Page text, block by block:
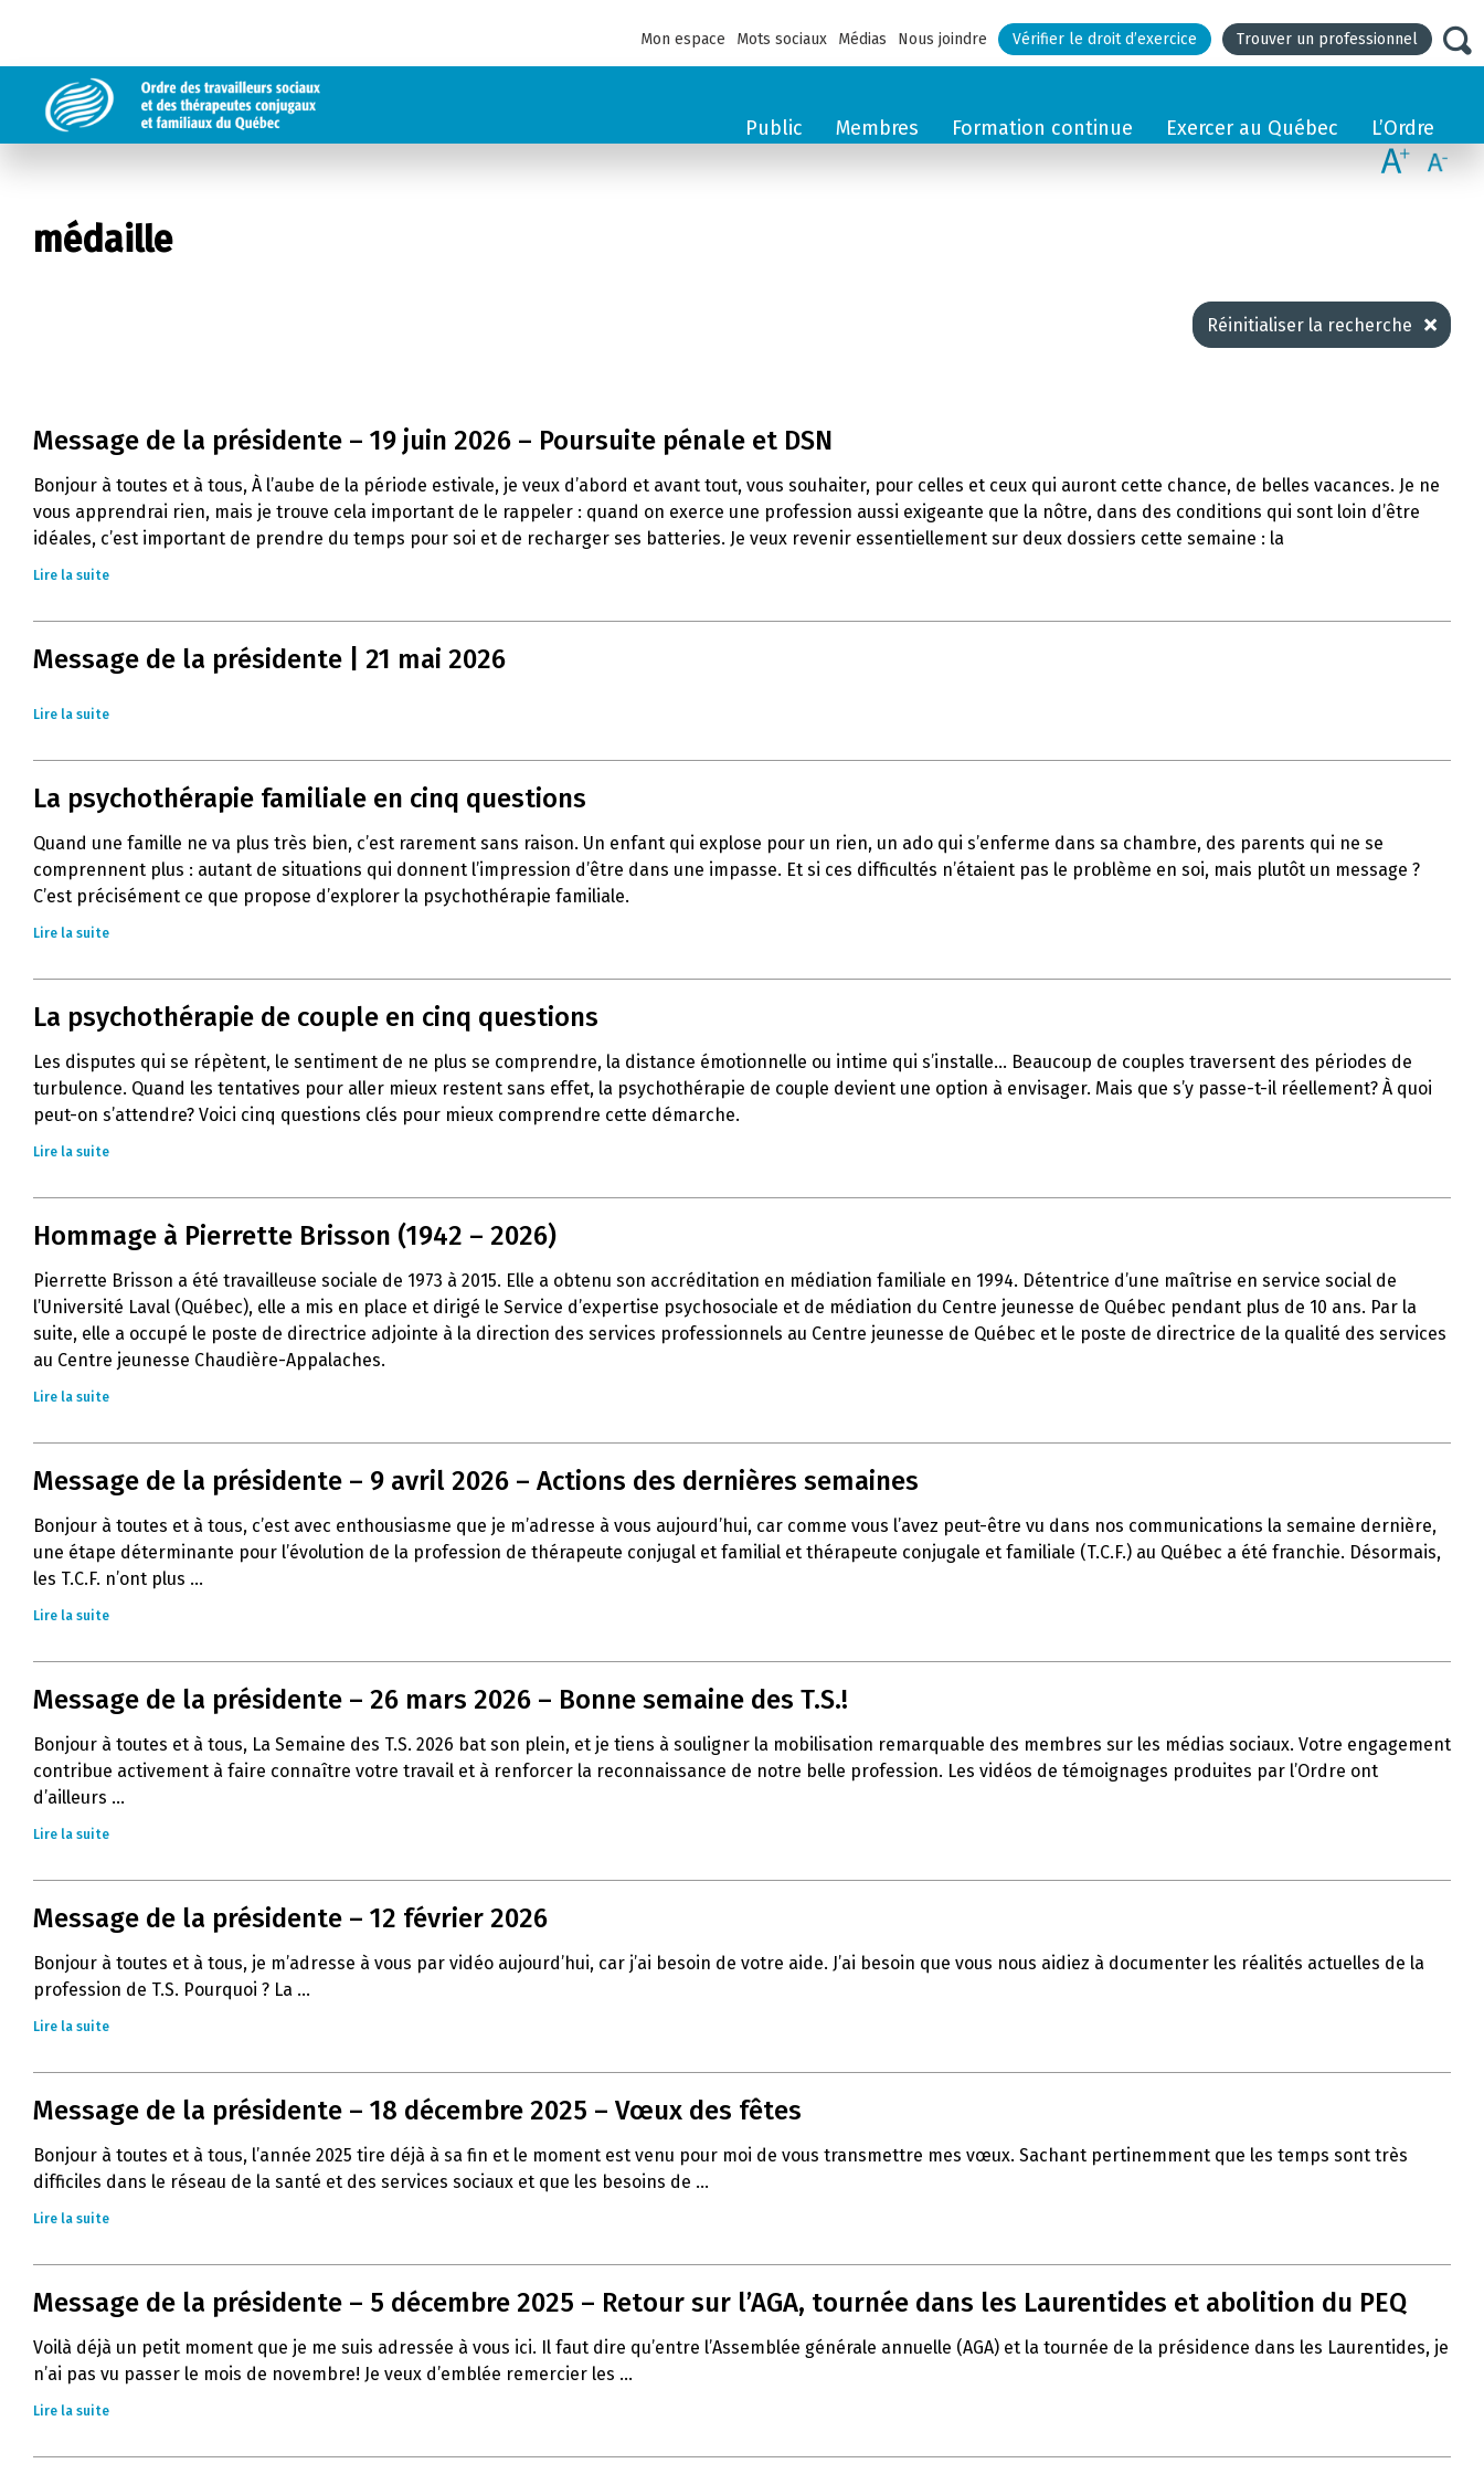
Mon espace Mots sociaux Médias Nous joindre Vérifier le droit d’exercice Trouver un professionnel
Public Membres Formation continue Exercer au Québec L’Ordre
médaille
Réinitialiser la recherche
Message de la présidente – 19 juin 2026 – Poursuite pénale et DSN
Bonjour à toutes et à tous, À l’aube de la période estivale, je veux d’abord et avant tout, vous souhaiter, pour celles et ceux qui auront cette chance, de belles vacances. Je ne
vous apprendrai rien, mais je trouve cela important de le rappeler : quand on exerce une profession aussi exigeante que la nôtre, dans des conditions qui sont loin d’être
idéales, c’est important de prendre du temps pour soi et de recharger ses batteries. Je veux revenir essentiellement sur deux dossiers cette semaine : la
Lire la suite
Message de la présidente | 21 mai 2026
Lire la suite
La psychothérapie familiale en cinq questions
Quand une famille ne va plus très bien, c’est rarement sans raison. Un enfant qui explose pour un rien, un ado qui s’enferme dans sa chambre, des parents qui ne se
comprennent plus : autant de situations qui donnent l’impression d’être dans une impasse. Et si ces difficultés n’étaient pas le problème en soi, mais plutôt un message ?
C’est précisément ce que propose d’explorer la psychothérapie familiale.
Lire la suite
La psychothérapie de couple en cinq questions
Les disputes qui se répètent, le sentiment de ne plus se comprendre, la distance émotionnelle ou intime qui s’installe… Beaucoup de couples traversent des périodes de
turbulence. Quand les tentatives pour aller mieux restent sans effet, la psychothérapie de couple devient une option à envisager. Mais que s’y passe-t-il réellement? À quoi
peut-on s’attendre? Voici cinq questions clés pour mieux comprendre cette démarche.
Lire la suite
Hommage à Pierrette Brisson (1942 – 2026)
Pierrette Brisson a été travailleuse sociale de 1973 à 2015. Elle a obtenu son accréditation en médiation familiale en 1994. Détentrice d’une maîtrise en service social de
l’Université Laval (Québec), elle a mis en place et dirigé le Service d’expertise psychosociale et de médiation du Centre jeunesse de Québec pendant plus de 10 ans. Par la
suite, elle a occupé le poste de directrice adjointe à la direction des services professionnels au Centre jeunesse de Québec et le poste de directrice de la qualité des services
au Centre jeunesse Chaudière-Appalaches.
Lire la suite
Message de la présidente – 9 avril 2026 – Actions des dernières semaines
Bonjour à toutes et à tous, c’est avec enthousiasme que je m’adresse à vous aujourd’hui, car comme vous l’avez peut-être vu dans nos communications la semaine dernière,
une étape déterminante pour l’évolution de la profession de thérapeute conjugal et familial et thérapeute conjugale et familiale (T.C.F.) au Québec a été franchie. Désormais,
les T.C.F. n’ont plus ...
Lire la suite
Message de la présidente – 26 mars 2026 – Bonne semaine des T.S.!
Bonjour à toutes et à tous, La Semaine des T.S. 2026 bat son plein, et je tiens à souligner la mobilisation remarquable des membres sur les médias sociaux. Votre engagement
contribue activement à faire connaître votre travail et à renforcer la reconnaissance de notre belle profession. Les vidéos de témoignages produites par l’Ordre ont
d’ailleurs ...
Lire la suite
Message de la présidente – 12 février 2026
Bonjour à toutes et à tous, je m’adresse à vous par vidéo aujourd’hui, car j’ai besoin de votre aide. J’ai besoin que vous nous aidiez à documenter les réalités actuelles de la
profession de T.S. Pourquoi ? La ...
Lire la suite
Message de la présidente – 18 décembre 2025 – Vœux des fêtes
Bonjour à toutes et à tous, l’année 2025 tire déjà à sa fin et le moment est venu pour moi de vous transmettre mes vœux. Sachant pertinemment que les temps sont très
difficiles dans le réseau de la santé et des services sociaux et que les besoins de ...
Lire la suite
Message de la présidente – 5 décembre 2025 – Retour sur l’AGA, tournée dans les Laurentides et abolition du PEQ
Voilà déjà un petit moment que je me suis adressée à vous ici. Il faut dire qu’entre l’Assemblée générale annuelle (AGA) et la tournée de la présidence dans les Laurentides, je
n’ai pas vu passer le mois de novembre! Je veux d’emblée remercier les ...
Lire la suite